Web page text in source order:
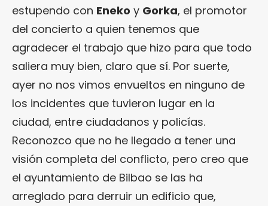
estupendo con Eneko y Gorka, el promotor
del concierto a quien tenemos que
agradecer el trabajo que hizo para que todo
saliera muy bien, claro que sí. Por suerte,
ayer no nos vimos envueltos en ninguno de
los incidentes que tuvieron lugar en la
ciudad, entre ciudadanos y policías.
Reconozco que no he llegado a tener una
visión completa del conflicto, pero creo que
el ayuntamiento de Bilbao se las ha
arreglado para derruir un edificio que,